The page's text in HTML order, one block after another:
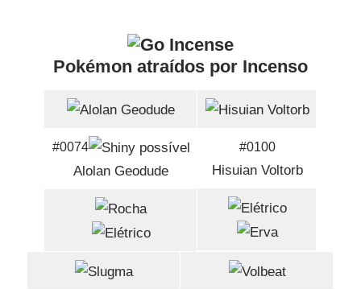
Pokémon atraídos por Incenso
#0074
Alolan Geodude
#0100
Hisuian Voltorb